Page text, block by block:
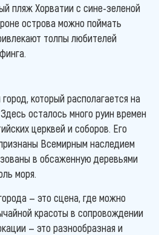
пляж Хорватии с сине-зеленой
острова можно поймать
толпы любителей
который располагается на
осталось много руин времен
церквей и соборов. Его
Всемирным наследием
в обсаженную деревьями
моря.
— это сцена, где можно
красоты в сопровождении
— это разнообразная и